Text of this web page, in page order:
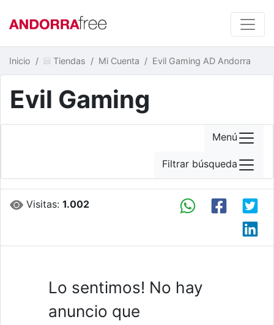
Inicio Tiendas Mi Cuenta Evil Gaming AD Andorra
Evil Gaming
Visitas:1.002
Lo sentimos! No hay
anuncio que
Menú
Filtrar búsqueda